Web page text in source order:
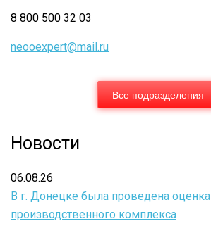
8 800 500 32 03
neooexpert@mail.ru
Все подразделения
Новости
06.08.26
В г. Донецке была проведена оценка
производственного комплекса